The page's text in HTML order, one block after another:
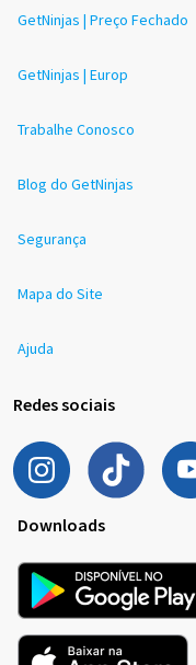
GetNinjas | Preço Fechado
GetNinjas | Europ
Trabalhe Conosco
Blog do GetNinjas
Segurança
Mapa do Site
Ajuda
Redes sociais
Downloads